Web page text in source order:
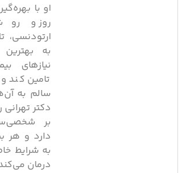
او با بهره‌گیری
روز و
ارتودنسی، تلاش
به بهترین
نیازهای
تامین کند و
سالم به آن‌ها
دکتر تهرانی راد
بر شخصی‌سازی
دارد و هر بیمار
به شرایط خاص
درمان می‌کند.